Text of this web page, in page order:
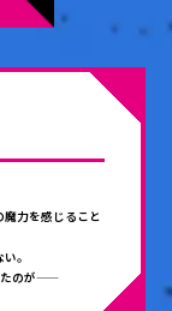
力を感じること
。
たのが——